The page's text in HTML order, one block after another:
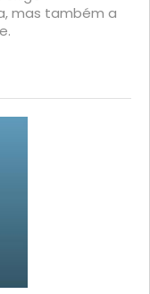
mas também a